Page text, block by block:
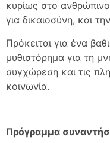
κυρίως στο
για δικαιοσύνη, και
Πρόκειται για ένα
μυθιστόρημα για τη
συγχώρεση και τις
κοινωνία.
Πρόγραμμα